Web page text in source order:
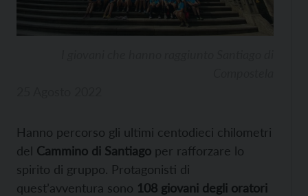
Hanno percorso gli ultimi centodieci chilometri
del Cammino di Santiago per rafforzare lo
spirito di gruppo. Protagonisti di
quest’avventura sono 108 giovani degli oratori